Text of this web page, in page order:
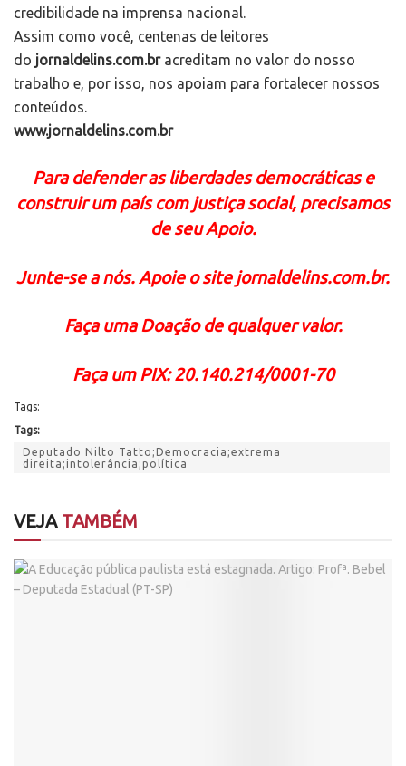
credibilidade na imprensa nacional.
Assim como você, centenas de leitores
do jornaldelins.com.bracreditam no valor do nosso
trabalho e, por isso, nos apoiam para fortalecer nossos
conteúdos.
www.jornaldelins.com.br
Para defender as liberdades democráticas e
construir um país com justiça social, precisamos
de seu Apoio.
Junte-se a nós. Apoie o site jornaldelins.com.br.
Faça uma Doação de qualquer valor.
Faça um PIX: 20.140.214/0001-70
Tags:
Tags:
Deputado Nilto Tatto;Democracia;extrema
direita;intolerância;política
VEJATAMBÉM